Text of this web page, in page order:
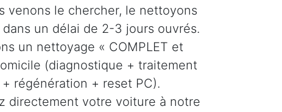
venons le chercher, le nettoyons
un délai de 2-3 jours ouvrés.
un nettoyage « COMPLET et
(diagnostique + traitement
régénération + reset PC).
directement votre voiture à notre